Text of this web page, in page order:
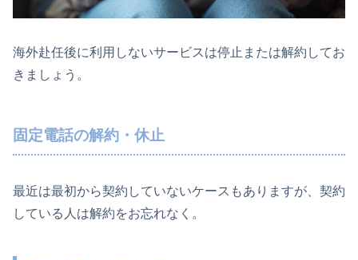
海外赴任後に利用しないサービスは停止または解約してお
きましょう。
固定電話の解約・休止
最近は最初から契約していないケースもありますが、契約
している人は解約をお忘れなく。